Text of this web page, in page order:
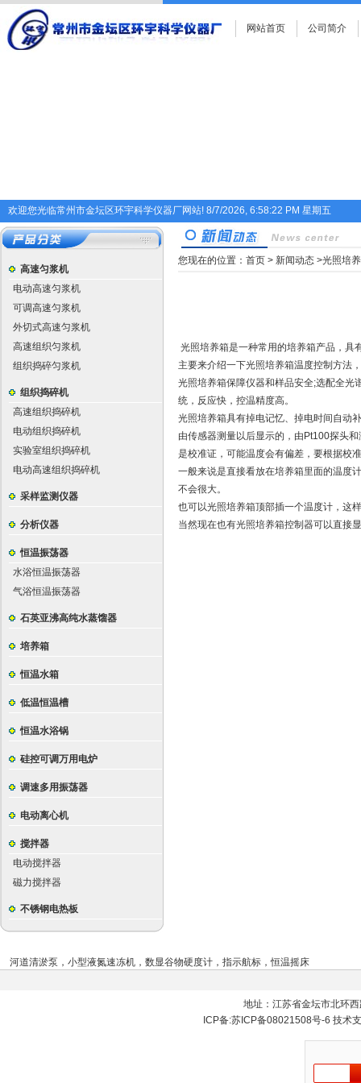
网站首页 公司简介
欢迎您光临常州市金坛区环宇科学仪器厂网站! 8/7/2026, 6:58:22 PM 星期五
高速匀浆机
电动高速匀浆机
可调高速匀浆机
外切式高速匀浆机
高速组织匀浆机
组织捣碎匀浆机
组织捣碎机
高速组织捣碎机
电动组织捣碎机
实验室组织捣碎机
电动高速组织捣碎机
采样监测仪器
分析仪器
恒温振荡器
水浴恒温振荡器
气浴恒温振荡器
石英亚沸高纯水蒸馏器
培养箱
恒温水箱
低温恒温槽
恒温水浴锅
硅控可调万用电炉
调速多用振荡器
电动离心机
搅拌器
电动搅拌器
磁力搅拌器
不锈钢电热板
您现在的位置： 首页 > 新闻动态 >光照培
光照培养箱是一种常用的培养箱产品，具
主要来介绍一下光照培养箱温度控制方法
光照培养箱保障仪器和样品安全;选配全光
统，反应快，控温精度高。
光照培养箱具有掉电记忆、掉电时间自动
由传感器测量以后显示的，由Pt100探头
是校准证，可能温度会有偏差，要根据校
一般来说是直接看放在培养箱里面的温度
不会很大。
也可以光照培养箱顶部插一个温度计，这
当然现在也有光照培养箱控制器可以直接
河道清淤泵 ， 小型液氮速冻机 ， 数显谷物硬度计 ， 指示航标 ，恒温摇床
地址：江苏省金坛市北环
ICP备:苏ICP备08021508号-6 技术